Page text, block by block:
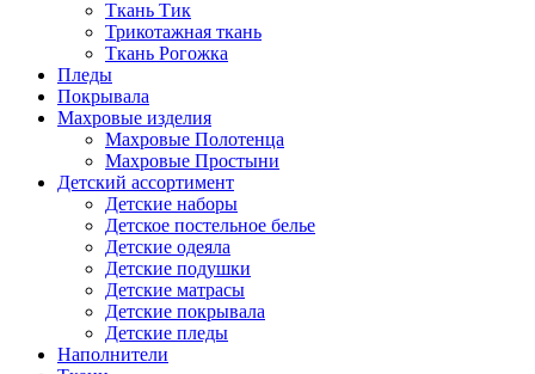
Ткань Тик
Трикотажная ткань
Ткань Рогожка
Пледы
Покрывала
Махровые изделия
Махровые Полотенца
Махровые Простыни
Детский ассортимент
Детские наборы
Детское постельное белье
Детские одеяла
Детские подушки
Детские матрасы
Детские покрывала
Детские пледы
Наполнители